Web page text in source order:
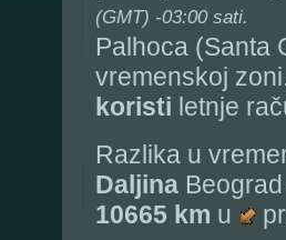
(GMT) -03:00 sati.
Palhoca (Santa
vremenskoj
koristi letnje
Razlika u
Daljina
10665 km u